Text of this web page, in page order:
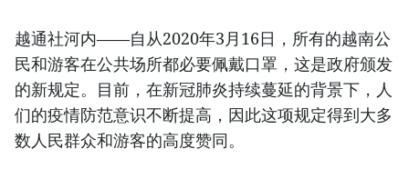
越通社河内——自从2020年3月16日，所有的越南公
民和游客在公共场所都必要佩戴口罩，这是政府颁发
的新规定。目前，在新冠肺炎持续蔓延的背景下，人
们的疫情防范意识不断提高，因此这项规定得到大多
数人民群众和游客的高度赞同。